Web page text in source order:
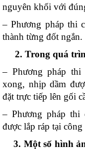
nguyên khối với
– Phương pháp thi
thành từng đốt ngắn.
2. Trong quá
– Phương pháp
xong, nhịp dầm
đặt trực tiếp lên
– Phương pháp thi
được lắp ráp tại
3. Một số hình